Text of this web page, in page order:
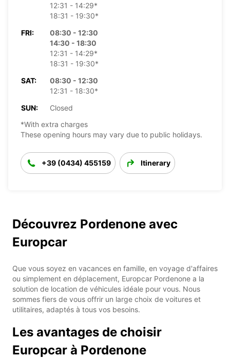
12:31 - 14:29*
18:31 - 19:30*
FRI:
08:30 - 12:30
14:30 - 18:30
12:31 - 14:29*
18:31 - 19:30*
SAT:
08:30 - 12:30
12:31 - 18:30*
SUN:
Closed
*With extra charges
These opening hours may vary due to public holidays.
+39 (0434) 455159 Itinerary
Découvrez Pordenone avec
Europcar
Que vous soyez en vacances en famille, en voyage d'affaires
ou simplement en déplacement, Europcar Pordenone a la
solution de location de véhicules idéale pour vous. Nous
sommes fiers de vous offrir un large choix de voitures et
utilitaires, adaptés à tous vos besoins.
Les avantages de choisir
Europcar à Pordenone